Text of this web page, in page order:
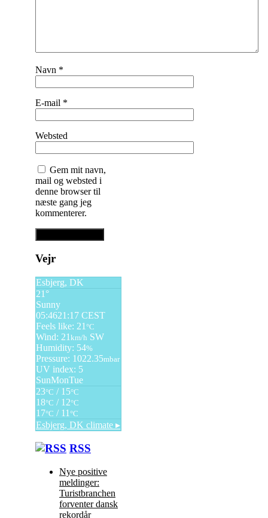
Navn *
E-mail *
Websted
Gem mit navn,
mail og websted i
denne browser til
næste gang jeg
kommenterer.
Vejr
Esbjerg, DK
21°
Sunny
05:4621:17 CEST
Feels like: 21 °C
Wind: 21 km/h SW
Humidity: 54%
Pressure: 1022.35mbar
UV index: 5
SunMonTue
23°C / 15°C
18°C / 12°C
17°C / 11 °C
Esbjerg, DK climate ▸
RSS
Nye positive
meldinger:
Turistbranchen
forventer dansk
rekordår